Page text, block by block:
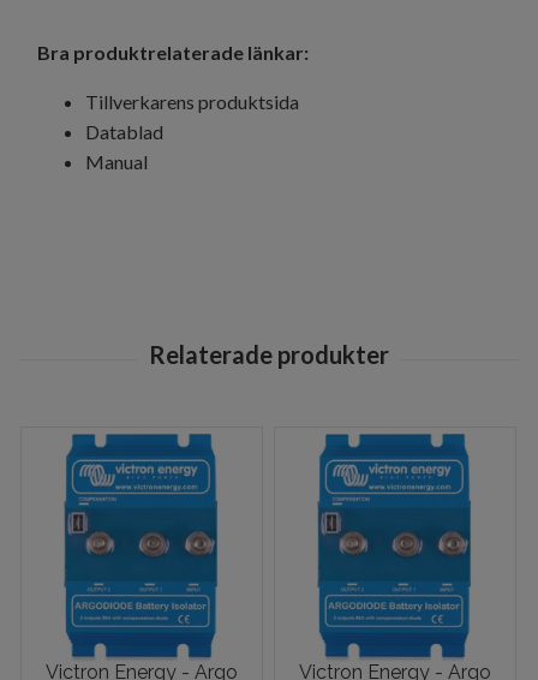
Bra produktrelaterade länkar:
Tillverkarens produktsida
Datablad
Manual
Victron Energy - Argo
Victron Energy - Argo